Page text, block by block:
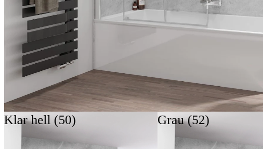
Klar hell (50) Grau (52)